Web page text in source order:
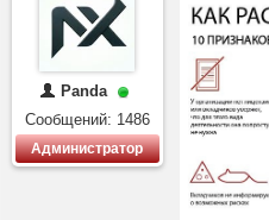
Panda
Сообщений: 1486
Администратор